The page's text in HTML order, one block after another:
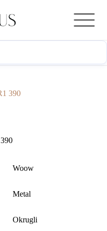
Woow
Metal
Okrugli